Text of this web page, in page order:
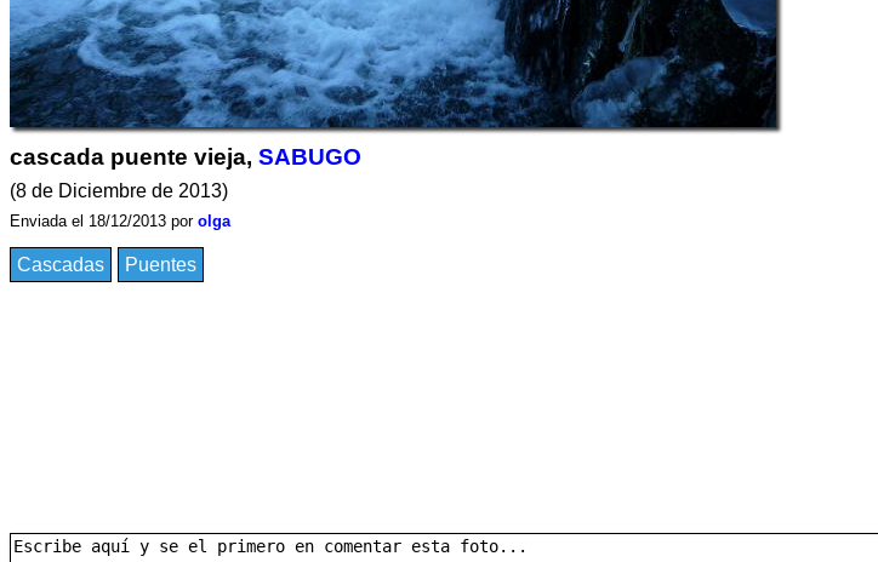
cascada puente vieja, SABUGO
(8 de Diciembre de 2013)
Enviada el 18/12/2013 por olga
Cascadas Puentes